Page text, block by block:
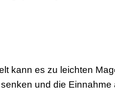
kann es zu leichten
und die Einnahme